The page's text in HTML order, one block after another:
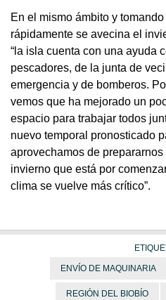
En el mismo ámbito y
rápidamente se avecina el
“la isla cuenta con una ayuda
pescadores, de la junta de
emergencia y de bomberos.
vemos que ha mejorado un
espacio para trabajar todos
nuevo temporal pronosticado
aprovechamos de prepararnos
invierno que está por
clima se vuelve más crítico”.
ENVÍO DE MAQUINARIA
REGIÓN DEL BIOBÍO